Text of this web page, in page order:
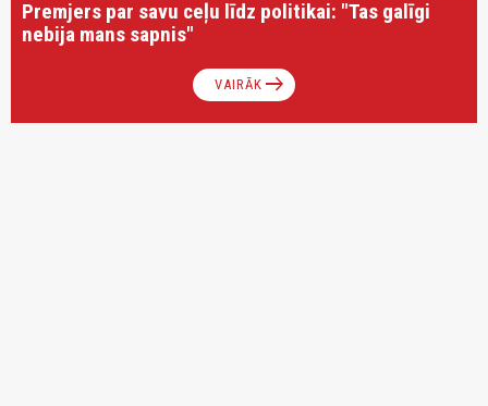
Premjers par savu ceļu līdz politikai: "Tas galīgi
nebija mans sapnis"
VAIRĀK arrow_right_alt